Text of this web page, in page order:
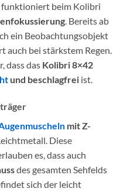
funktioniert beim Kolibri
. Bereits ab
ein Beobachtungsobjekt
auch bei stärkstem Regen.
dass das Kolibri 8×42
und beschlagfrei ist.
mit Z-
Diese
es, dass auch
des gesamten Sehfelds
sich der leicht